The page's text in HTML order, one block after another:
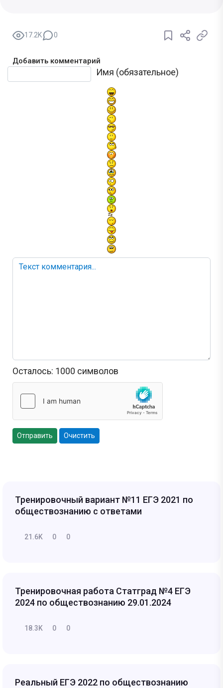
17.2K 0
Добавить комментарий
Имя (обязательное)
Осталось: 1000 символов
Отправить Очистить
Тренировочный вариант №11 ЕГЭ 2021 по
обществознанию с ответами
21.6K 0 0
Тренировочная работа Статград №4 ЕГЭ
2024 по обществознанию 29.01.2024
18.3K 0 0
Реальный ЕГЭ 2022 по обществознанию